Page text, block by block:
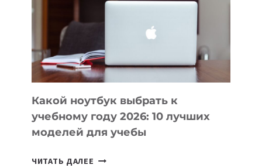
ПОМОГАЮТ
СОЗДАВАТЬ
БЕЗ
СЛОЖНОГО
КОДА
Какой ноутбук выбрать к
учебному году 2026: 10 лучших
моделей для учебы
ЧИТАТЬ ДАЛЕЕ КАКОЙ